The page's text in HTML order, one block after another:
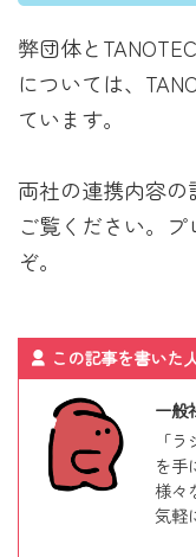
弊団体と
については、
ています。
両社の連携内容
ご覧ください。
ぞ。
この記事を書いた人
一般
「
を手
様々
気軽